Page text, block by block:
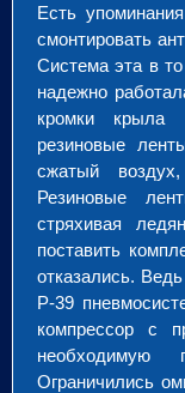
Есть
смонтировать
Система эта в
надежно
кромки крыла
резиновые
сжатый
Резиновые
стряхивая
поставить
отказались.
Р-39
компрессор с
необходимую
Ограничились